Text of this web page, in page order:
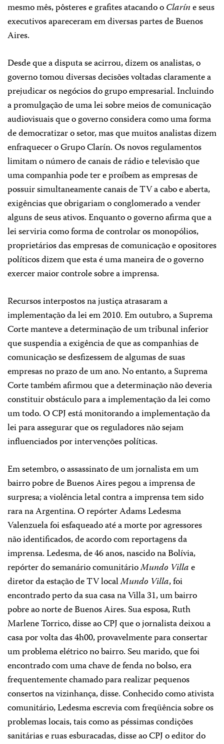
mesmo mês, pôsteres e grafites atacando oClaríne seus
executivos apareceram em diversas partes de Buenos
Aires.
Desde que a disputa se acirrou, dizem os analistas, o
governo tomou diversas decisões voltadas claramente a
prejudicar os negócios do grupo empresarial. Incluindo
a promulgação de uma lei sobre meios de comunicação
audiovisuais que o governo considera como uma forma
de democratizar o setor, mas que muitos analistas dizem
enfraquecer o Grupo Clarín. Os novos regulamentos
limitam o número de canais de rádio e televisão que
uma companhia pode ter e proíbem as empresas de
possuir simultaneamente canais de TV a cabo e aberta,
exigências que obrigariam o conglomerado a vender
alguns de seus ativos. Enquanto o governo afirma que a
lei serviria como forma de controlar os monopólios,
proprietários das empresas de comunicação e opositores
políticos dizem que esta é uma maneira de o governo
exercer maior controle sobre a imprensa.
Recursos interpostos na justiça atrasaram a
implementação da lei em 2010. Em outubro, a Suprema
Corte manteve a determinação de um tribunal inferior
que suspendia a exigência de que as companhias de
comunicação se desfizessem de algumas de suas
empresas no prazo de um ano. No entanto, a Suprema
Corte também afirmou que a determinação não deveria
constituir obstáculo para a implementação da lei como
um todo. O CPJ está monitorando a implementação da
lei para assegurar que os reguladores não sejam
influenciados por intervenções políticas.
Em setembro, o assassinato de um jornalista em um
bairro pobre de Buenos Aires pegou a imprensa de
surpresa; a violência letal contra a imprensa tem sido
rara na Argentina. O repórter Adams Ledesma
Valenzuela foi esfaqueado até a morte por agressores
não identificados, de acordo com reportagens da
imprensa. Ledesma, de 46 anos, nascido na Bolívia,
repórter do semanário comunitárioMundo Villae
diretor da estação de TV localMundo Villa, foi
encontrado perto da sua casa na Villa 31, um bairro
pobre ao norte de Buenos Aires. Sua esposa, Ruth
Marlene Torrico, disse ao CPJ que o jornalista deixou a
casa por volta das 4h00, provavelmente para consertar
um problema elétrico no bairro. Seu marido, que foi
encontrado com uma chave de fenda no bolso, era
frequentemente chamado para realizar pequenos
consertos na vizinhança, disse. Conhecido como ativista
comunitário, Ledesma escrevia com freqüência sobre os
problemas locais, tais como as péssimas condições
sanitárias e ruas esburacadas, disse ao CPJ o editor do